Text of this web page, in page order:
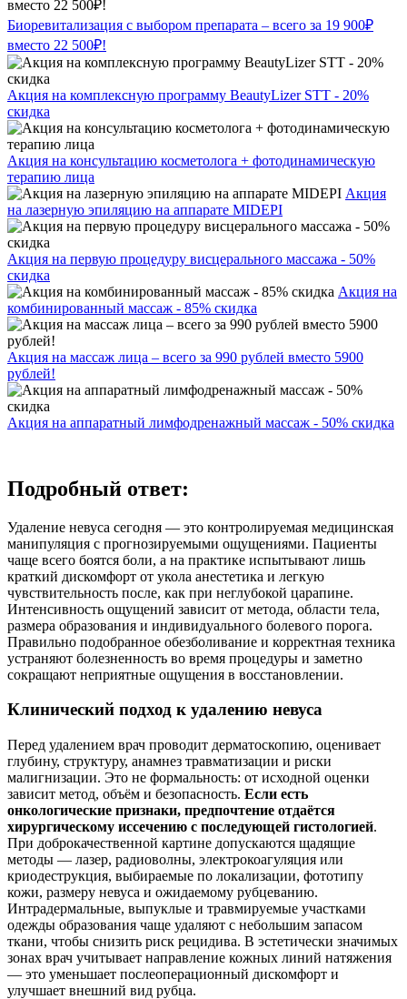
Биоревитализация с выбором препарата – всего за 19 900₽
вместо 22 500₽!
Акция на комплексную программу BeautyLizer STT - 20%
скидка
Акция на консультацию косметолога + фотодинамическую
терапию лица
Акция
на лазерную эпиляцию на аппарате MIDEPI
Акция на первую процедуру висцерального массажа - 50%
скидка
Акция на
комбинированный массаж - 85% скидка
Акция на массаж лица – всего за 990 рублей вместо 5900
рублей!
Акция на аппаратный лимфодренажный массаж - 50% скидка
Подробный ответ:
Удаление невуса сегодня — это контролируемая медицинская
манипуляция с прогнозируемыми ощущениями. Пациенты
чаще всего боятся боли, а на практике испытывают лишь
краткий дискомфорт от укола анестетика и легкую
чувствительность после, как при неглубокой царапине.
Интенсивность ощущений зависит от метода, области тела,
размера образования и индивидуального болевого порога.
Правильно подобранное обезболивание и корректная техника
устраняют болезненность во время процедуры и заметно
сокращают неприятные ощущения в восстановлении.
Клинический подход к удалению невуса
Перед удалением врач проводит дерматоскопию, оценивает
глубину, структуру, анамнез травматизации и риски
малигнизации. Это не формальность: от исходной оценки
зависит метод, объём и безопасность. Если есть
онкологические признаки, предпочтение отдаётся
хирургическому иссечению с последующей гистологией.
При доброкачественной картине допускаются щадящие
методы — лазер, радиоволны, электрокоагуляция или
криодеструкция, выбираемые по локализации, фототипу
кожи, размеру невуса и ожидаемому рубцеванию.
Интрадермальные, выпуклые и травмируемые участками
одежды образования чаще удаляют с небольшим запасом
ткани, чтобы снизить риск рецидива. В эстетически значимых
зонах врач учитывает направление кожных линий натяжения
— это уменьшает послеоперационный дискомфорт и
улучшает внешний вид рубца.